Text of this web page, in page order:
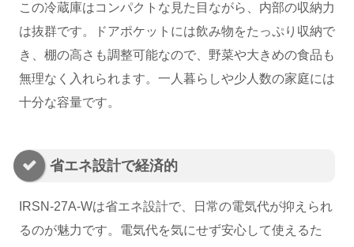
この冷蔵庫はコンパクトな見た目ながら、内部の収納力
は抜群です。ドアポケットには飲み物をたっぷり収納で
き、棚の高さも調整可能なので、野菜や大きめの食品も
無理なく入れられます。一人暮らしや少人数の家庭には
十分な容量です。
省エネ設計で経済的
IRSN-27A-Wは省エネ設計で、日常の電気代が抑えられ
るのが魅力です。電気代を気にせず安心して使えるた